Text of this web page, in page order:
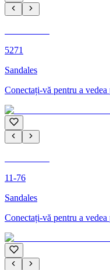
5271
Sandales
Conectați-vă pentru a vedea
11-76
Sandales
Conectați-vă pentru a vedea